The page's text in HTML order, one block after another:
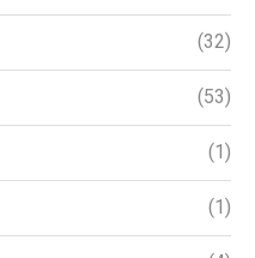
(32)
(53)
(1)
(1)